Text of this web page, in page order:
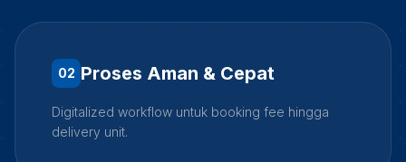
02 Proses Aman & Cepat
Digitalized workflow untuk booking fee hingga
delivery unit.